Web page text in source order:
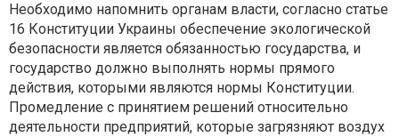
Необходимо напомнить органам власти, согласно статье
16 Конституции Украины обеспечение экологической
безопасности является обязанностью государства, и
государство должно выполнять нормы прямого
действия, которыми являются нормы Конституции.
Промедление с принятием решений относительно
деятельности предприятий, которые загрязняют воздух